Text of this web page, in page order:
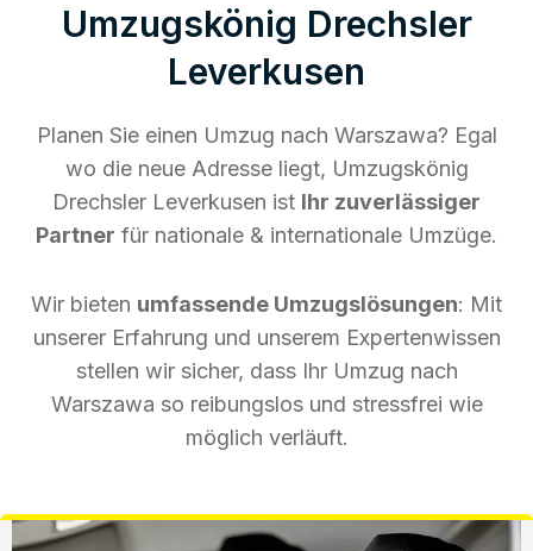
Umzugskönig Drechsler
Leverkusen
Planen Sie einen Umzug nach Warszawa? Egal
wo die neue Adresse liegt, Umzugskönig
Drechsler Leverkusen ist Ihr zuverlässiger
Partner für nationale & internationale Umzüge.
Wir bieten umfassende Umzugslösungen: Mit
unserer Erfahrung und unserem Expertenwissen
stellen wir sicher, dass Ihr Umzug nach
Warszawa so reibungslos und stressfrei wie
möglich verläuft.